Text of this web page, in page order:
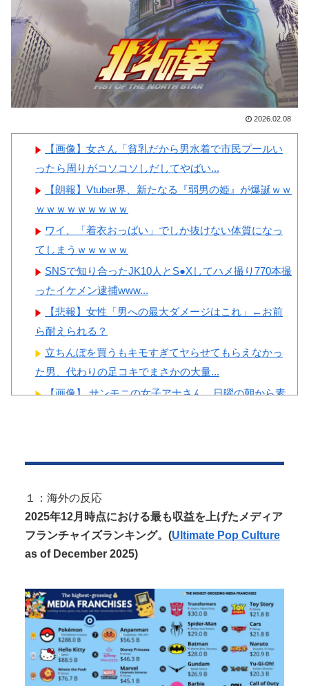
Powered by livedoor 相互RSS
韓国人「手術中に震度6強の
地震、その時の日本の医療スタ
ッフたちの姿をご覧ください」
→「マジで鳥肌立った」「こう
いう姿は韓国も見習わないと」
「あんな状況なら日本だけでは
なく韓国の医療関係者も同じよ
うに行動したはずだ」【熊本地
震】
韓国人「アナログの国日本で
2026.02.08
【画像】女さん「貧乳だから男水着で市民プールい
ったら周りがコソコソしだしてやばい...
【朗報】Vtuber界、新たなる『弱男の姫』が爆誕ｗｗ
ｗｗｗｗｗｗｗｗｗ
ワイ、「着衣おっばい」でしか抜けない体質になっ
てしまうｗｗｗｗｗ
SNSで知り合ったJK10人とS●Xしてハメ撮り770本撮
ったイケメン逮捕www...
【悲報】女性「男への最大ダメージはこれ」←お前
ら耐えられる？
立ちんぼを買うもキモすぎてヤらせてもらえなかっ
た男、代わりの足コキでまさかの大量...
【画像】 サンモニの女子アナさん、日曜の朝から素
利用…子供に絶対見せられないメスの...
井上晴美、乳首ヘア○ードや濡れ場お○ぱいがエ□過ぎ
る！人生最後のラスト写真集、最...
Powered by livedoor 相互RSS
１：海外の反応
2025年12月時点における最も収益を上げたメディア
フランチャイズランキング。(Ultimate Pop Culture
as of December 2025)